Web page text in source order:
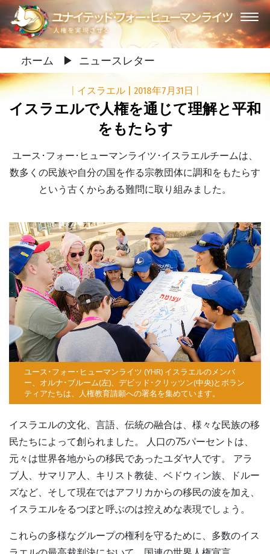
ホーム ▶ ニュースレター
イスラエル 2018年7月31日
イスラエルで人権を通じて理解と平和
をもたらす
ユース･フォー･ヒューマンライツ･イスラエルチームは、
数多くの民族や自分の国を作る宗教団体に調和をもたらす
という古くからある難問に取り組みました。
ユース･フォー･ヒューマンライツ (YHR) イスラエルのメンバ
ー、オルナ･ブルーム(左)、デビッド･クリッツン(中央)とボラン
ティアたちは、人権教育請願への署名を集めています。
イスラエルの文化、言語、伝統の融合は、様々な民族の移
民たちによって創られました。 人口の75パーセントは、
元々は世界各地からの移民であったユダヤ人です。 アラ
ブ人、サマリア人、キリスト教徒、ベドウィン族、ドルー
ズなど、そして現在ではアフリカからの移民の波を加え、
イスラエルをるつぼと呼ぶのは控えめな表現でしょう。
これらの多様なグループの権利を守るために、多数のイス